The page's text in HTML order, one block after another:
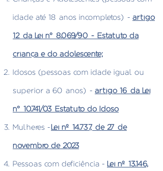
idade até 18 anos incompletos) - artigo
12 da Lei n° 8.069/90 - Estatuto da
criança e do adolescente;
Idosos (pessoas com idade igual ou
superior a 60 anos) - artigo 16 da Lei
n° 10.741/03 Estatuto do Idoso
Mulheres - Lei nº 14.737, de 27 de
novembro de 2023
Pessoas com deficiência - Lei nº 13.146,